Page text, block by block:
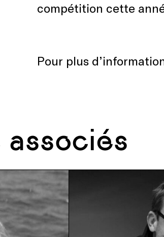
compétition cette
Pour plus